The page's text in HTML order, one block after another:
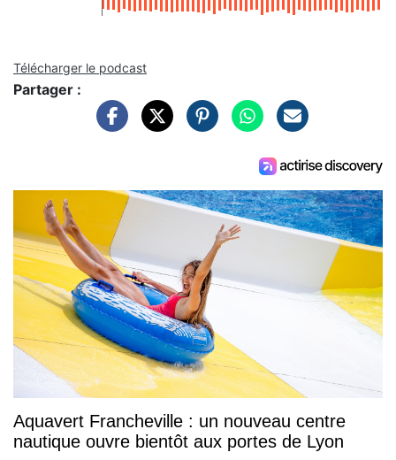
Télécharger le podcast
Partager :
Aquavert Francheville : un nouveau centre
nautique ouvre bientôt aux portes de Lyon